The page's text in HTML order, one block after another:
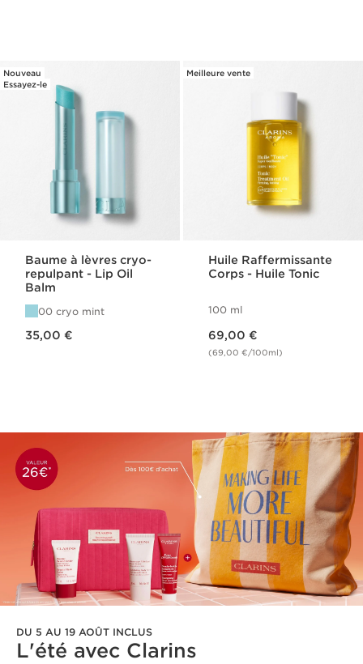
Nouveau
Essayez-le
Baume à lèvres cryo-
repulpant - Lip Oil
Balm
00 cryo mint
35,00 €
Meilleure vente
Huile Raffermissante
Corps - Huile Tonic
100 ml
69,00 €
(69,00 €/100ml)
DU 5 AU 19 AOÛT INCLUS
L'été avec Clarins ​